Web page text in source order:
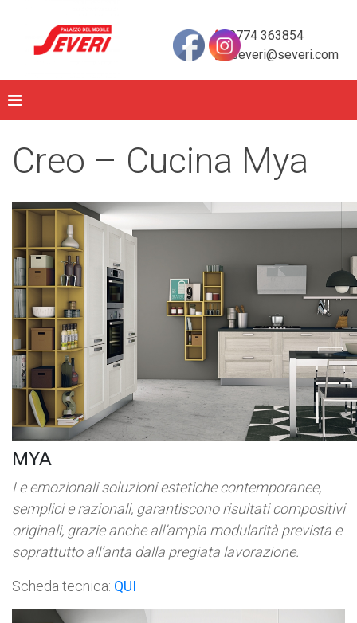
0774 363854
severi@severi.com
Creo – Cucina Mya
MYA
Le emozionali soluzioni estetiche contemporanee,
semplici e razionali, garantiscono risultati compositivi
originali, grazie anche all’ampia modularità prevista e
soprattutto all’anta dalla pregiata lavorazione.
Scheda tecnica: QUI